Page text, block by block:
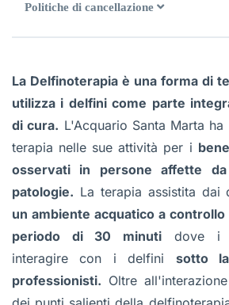
Politiche di cancellazione
La Delfinoterapia è una forma di
utilizza i delfini come parte
di cura. L'Acquario Santa Marta
terapia nelle sue attività per i
osservati in persone affette
patologie. La terapia assistita
un ambiente acquatico a
periodo di 30 minuti dove i
interagire con i delfini sotto
professionisti. Oltre